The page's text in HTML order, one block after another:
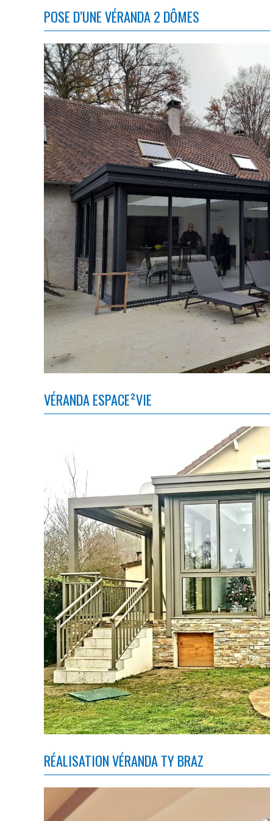
POSE D’UNE VÉRANDA 2 DÔMES
VÉRANDA ESPACE²VIE
RÉALISATION VÉRANDA TY BRAZ